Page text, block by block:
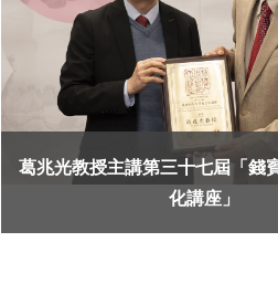
葛兆光教授主講第三十七屆「錢
化講座」